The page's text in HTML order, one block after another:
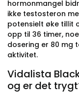
hormonmangel
ikke testosteron
potensielt øke tillit
opp til 36 timer,
dosering er 80 mg
aktivitet.
Vidalista
og er det